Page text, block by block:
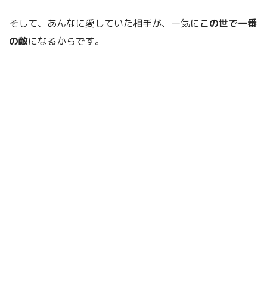
そして、あんなに愛していた相手が、一気にこの世で一番
の敵になるからです。